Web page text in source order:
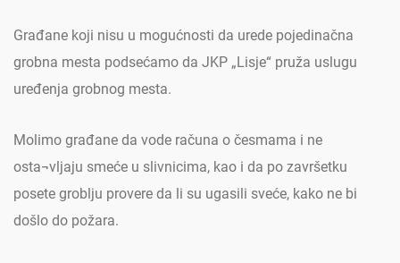
Građane koji nisu u mogućnosti da urede pojedinačna
grobna mesta podsećamo da JKP „Lisje“ pruža uslugu
uređenja grobnog mesta.
Molimo građane da vode računa o česmama i ne
osta¬vljaju smeće u slivnicima, kao i da po završetku
posete groblju provere da li su ugasili sveće, kako ne bi
došlo do požara.